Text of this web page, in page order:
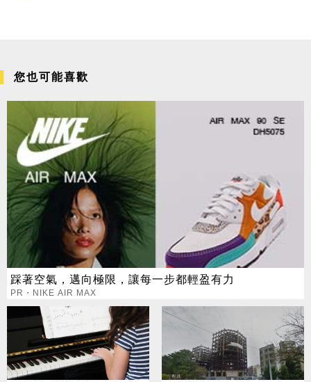
您也可能喜歡
踩著空氣，邁向極限，讓每一步都輕盈有力
PR・NIKE AIR MAX